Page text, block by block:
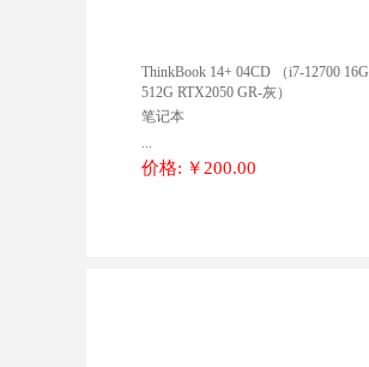
ThinkBook 14+ 04CD （i7-12700 16G
512G RTX2050 GR-灰）
笔记本
...
价格: ￥200.00